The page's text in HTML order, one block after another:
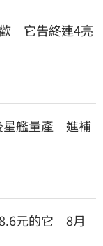
　它告終連4亮
艦量產　進補
元的它　8月